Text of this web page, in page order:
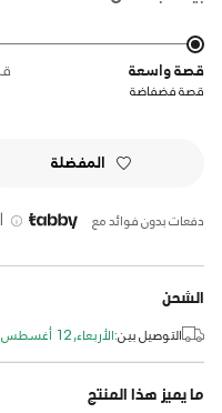
قصة واسعة
قصة فضفاضة
المفضلة
دفعات بدون فوائد مع |
الشحن
التوصيل بين:الأربعاء, 12 أغسطس - الجمعة, 14 أغسطس
ما يميز هذا المنتج